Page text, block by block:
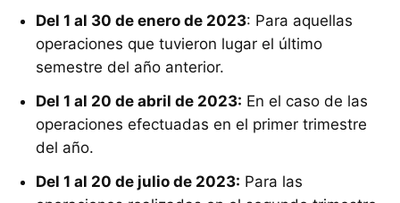
Del 1 al 30 de enero de 2023: Para aquellas
operaciones que tuvieron lugar el último
semestre del año anterior.
Del 1 al 20 de abril de 2023: En el caso de las
operaciones efectuadas en el primer trimestre
del año.
Del 1 al 20 de julio de 2023: Para las